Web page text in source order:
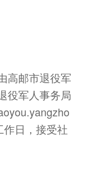
邮市退役军
役军人事务局
日，接受社